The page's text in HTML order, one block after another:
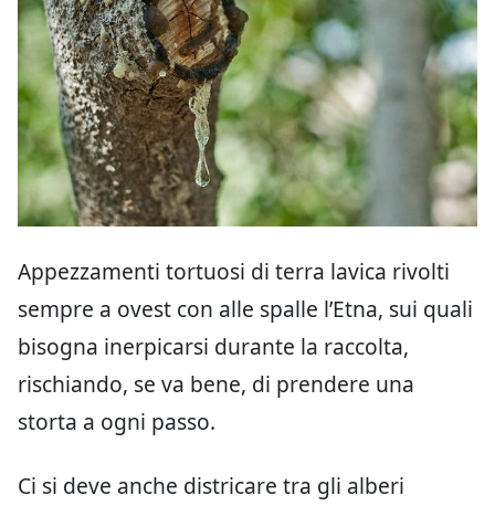
Appezzamenti tortuosi di terra lavica rivolti
sempre a ovest con alle spalle l’Etna, sui quali
bisogna inerpicarsi durante la raccolta,
rischiando, se va bene, di prendere una
storta a ogni passo.
Ci si deve anche districare tra gli alberi